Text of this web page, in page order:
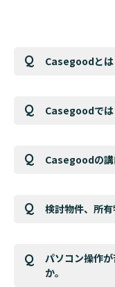
Casegoodとは
Casegoodでは
Casegoodの講
検討物件、所有
パソコン操作
か。